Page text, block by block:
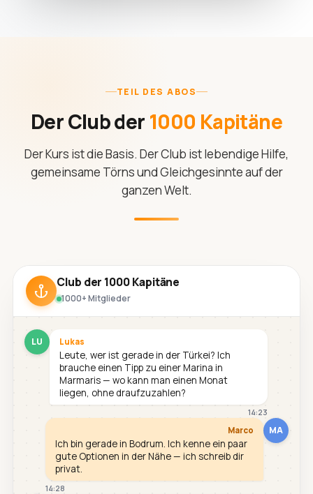
TEIL DES ABOS
Der Club der 1000 Kapitäne
Der Kurs ist die Basis. Der Club ist lebendige Hilfe,
gemeinsame Törns und Gleichgesinnte auf der
ganzen Welt.
Club der 1000 Kapitäne
1000+ Mitglieder
LU Lukas
Leute, wer ist gerade in der Türkei? Ich
brauche einen Tipp zu einer Marina in
Marmaris — wo kann man einen Monat
liegen, ohne draufzuzahlen?
14:23
MA
Marco
Ich bin gerade in Bodrum. Ich kenne ein paar
gute Optionen in der Nähe — ich schreib dir
privat.
14:28